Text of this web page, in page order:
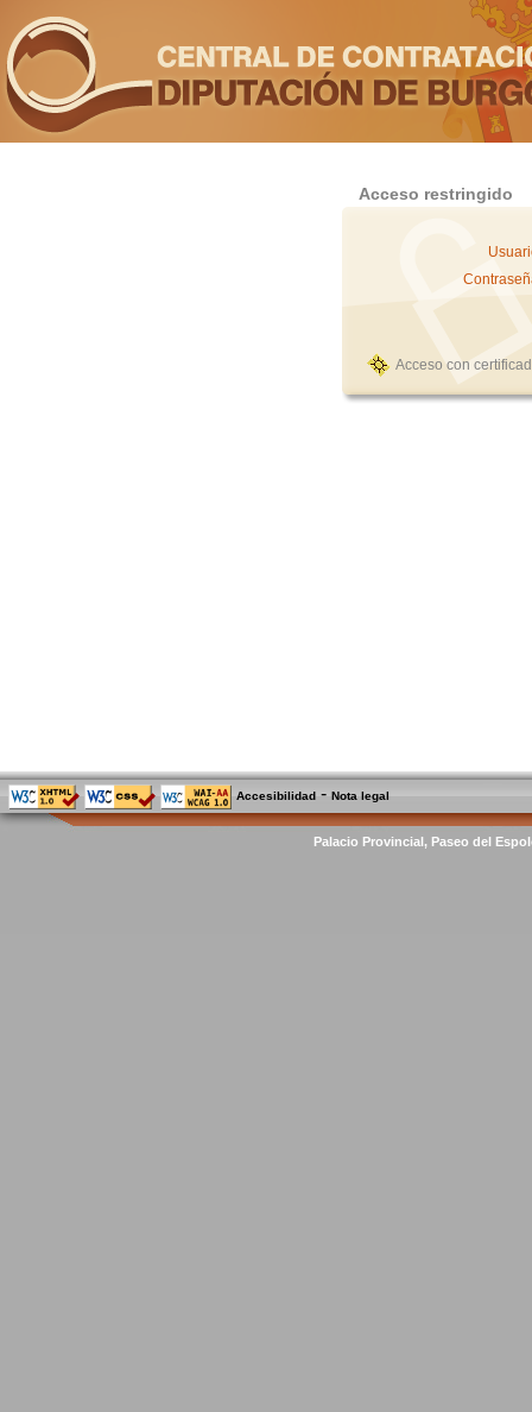
Acceso restringido
Acceso con
Accesibilidad -Nota legal
Palacio Provincial, Paseo del